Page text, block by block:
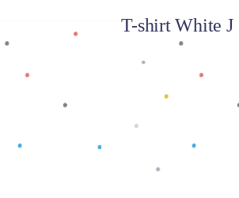
T-shirt White J
Baca selengkapnya